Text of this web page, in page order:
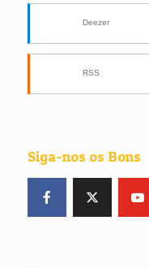
Deezer
RSS
Siga-nos os Bons